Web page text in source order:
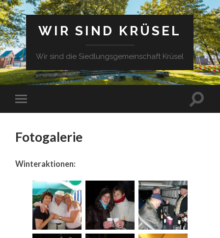
WIR SIND KRÜSEL
Wir sind die Siedlungsgemeinschaft Krüsel
Fotogalerie
Winteraktionen: